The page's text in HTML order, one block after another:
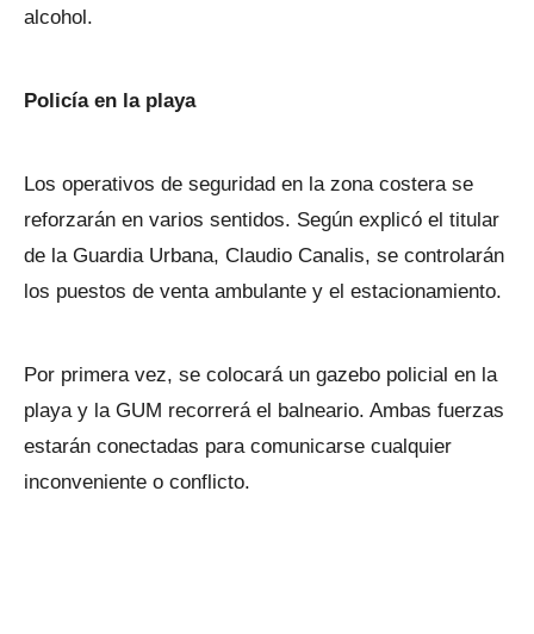
alcohol.
Policía en la playa
Los operativos de seguridad en la zona costera se
reforzarán en varios sentidos. Según explicó el titular
de la Guardia Urbana, Claudio Canalis, se controlarán
los puestos de venta ambulante y el estacionamiento.
Por primera vez, se colocará un gazebo policial en la
playa y la GUM recorrerá el balneario. Ambas fuerzas
estarán conectadas para comunicarse cualquier
inconveniente o conflicto.